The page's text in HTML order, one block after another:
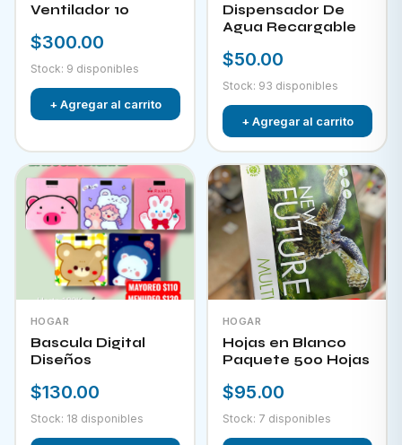
Ventilador 10
$300.00
Stock: 9 disponibles
+ Agregar al carrito
Dispensador De
Agua Recargable
$50.00
Stock: 93 disponibles
+ Agregar al carrito
HOGAR
Bascula Digital
Diseños
$130.00
Stock: 18 disponibles
HOGAR
Hojas en Blanco
Paquete 500 Hojas
$95.00
Stock: 7 disponibles